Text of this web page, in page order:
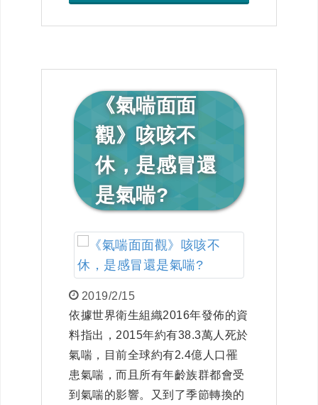
《氣喘面面
觀》咳咳不
休，是感冒還
是氣喘?
2019/2/15
依據世界衛生組織2016年發佈的資
料指出，2015年約有38.3萬人死於
氣喘，目前全球約有2.4億人口罹
患氣喘，而且所有年齡族群都會受
到氣喘的影響。又到了季節轉換的